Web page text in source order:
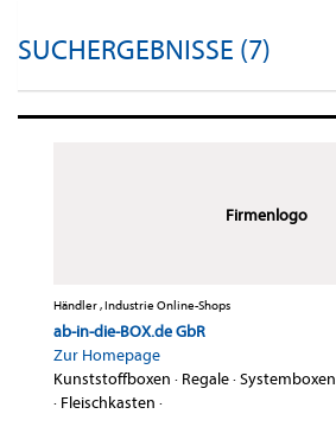
SUCHERGEBNISSE (7)
Firmenlogo
Händler , Industrie Online-Shops
ab-in-die-BOX.de GbR
Zur Homepage
Kunststoffboxen · Regale·Systemboxen
· Fleischkasten ·